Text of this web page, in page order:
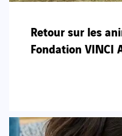
Retour sur les
Fondation VINCI